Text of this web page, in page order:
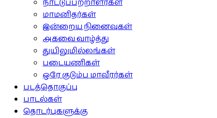
நாட்டுப்பற்றாளர்கள்
மாமனிதர்கள்
இன்றைய நினைவுகள்
அகவை வாழ்த்து
துயிலுமில்லங்கள்
படையணிகள்
ஒரே குடும்ப மாவீரர்கள்
படத்தொகுப்பு
பாடல்கள்
தொடர்புகளுக்கு